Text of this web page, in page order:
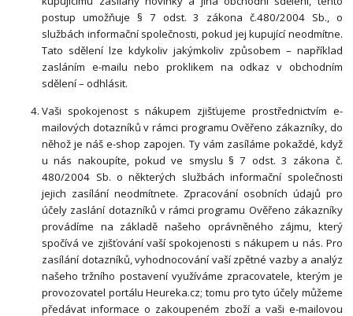
postup umožňuje § 7 odst. 3 zákona č.480/2004 Sb., o
službách informační společnosti, pokud jej kupující neodmítne.
Tato sdělení lze kdykoliv jakýmkoliv způsobem – například
zasláním e-mailu nebo proklikem na odkaz v obchodním
sdělení – odhlásit.
Vaši spokojenost s nákupem zjišťujeme prostřednictvím e-
mailových dotazníků v rámci programu Ověřeno zákazníky, do
něhož je náš e-shop zapojen. Ty vám zasíláme pokaždé, když
u nás nakoupíte, pokud ve smyslu § 7 odst. 3 zákona č.
480/2004 Sb. o některých službách informační společnosti
jejich zasílání neodmítnete. Zpracování osobních údajů pro
účely zaslání dotazníků v rámci programu Ověřeno zákazníky
provádíme na základě našeho oprávněného zájmu, který
spočívá ve zjišťování vaší spokojenosti s nákupem u nás. Pro
zasílání dotazníků, vyhodnocování vaší zpětné vazby a analýz
našeho tržního postavení využíváme zpracovatele, kterým je
provozovatel portálu Heureka.cz; tomu pro tyto účely můžeme
předávat informace o zakoupeném zboží a vaši e-mailovou